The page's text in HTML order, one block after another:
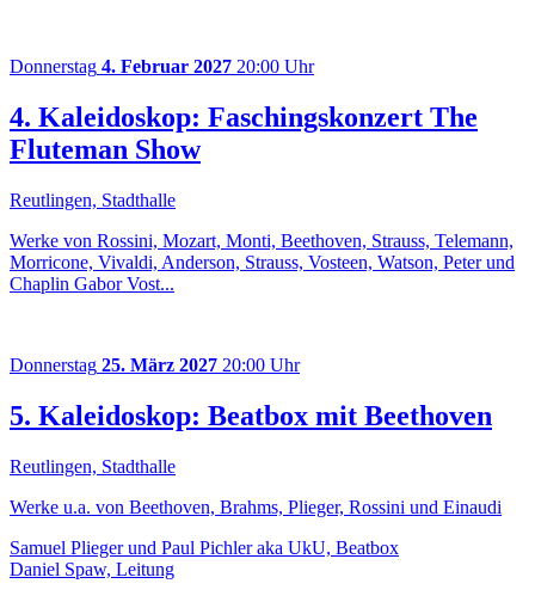
Donnerstag 4. Februar 2027 20:00 Uhr
4. Kaleidoskop: Faschingskonzert The
Fluteman Show
Reutlingen, Stadthalle
Werke von Rossini, Mozart, Monti, Beethoven, Strauss, Telemann,
Morricone, Vivaldi, Anderson, Strauss, Vosteen, Watson, Peter und
Chaplin Gabor Vost...
Donnerstag 25. März 2027 20:00 Uhr
5. Kaleidoskop: Beatbox mit Beethoven
Reutlingen, Stadthalle
Werke u.a. von Beethoven, Brahms, Plieger, Rossini und Einaudi
Samuel Plieger und Paul Pichler aka UkU, Beatbox
Daniel Spaw, Leitung